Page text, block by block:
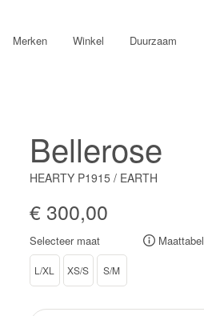
Merken Winkel Duurzaam
Bellerose
HEARTY P1915 / EARTH
€ 300,00
Selecteer maat Maattabel
L/XL XS/S S/M